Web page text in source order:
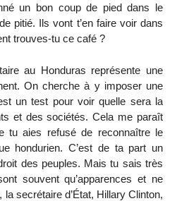
un bon coup de pied dans le
pitié. Ils vont t’en faire voir dans
trouves-tu ce café ?
au Honduras représente une
On cherche à y imposer une
un test pour voir quelle sera la
et des sociétés. Cela me paraît
tu aies refusé de reconnaître le
hondurien. C’est de ta part un
des peuples. Mais tu sais très
souvent qu’apparences et ne
secrétaire d’État, Hillary Clinton,